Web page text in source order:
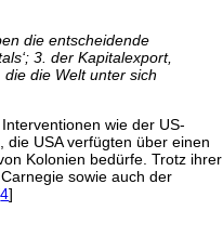
die entscheidende
3. der Kapitalexport,
die Welt unter sich
wie der US-
USA verfügten über einen
Kolonien bedürfe. Trotz ihrer
sowie auch der
4]